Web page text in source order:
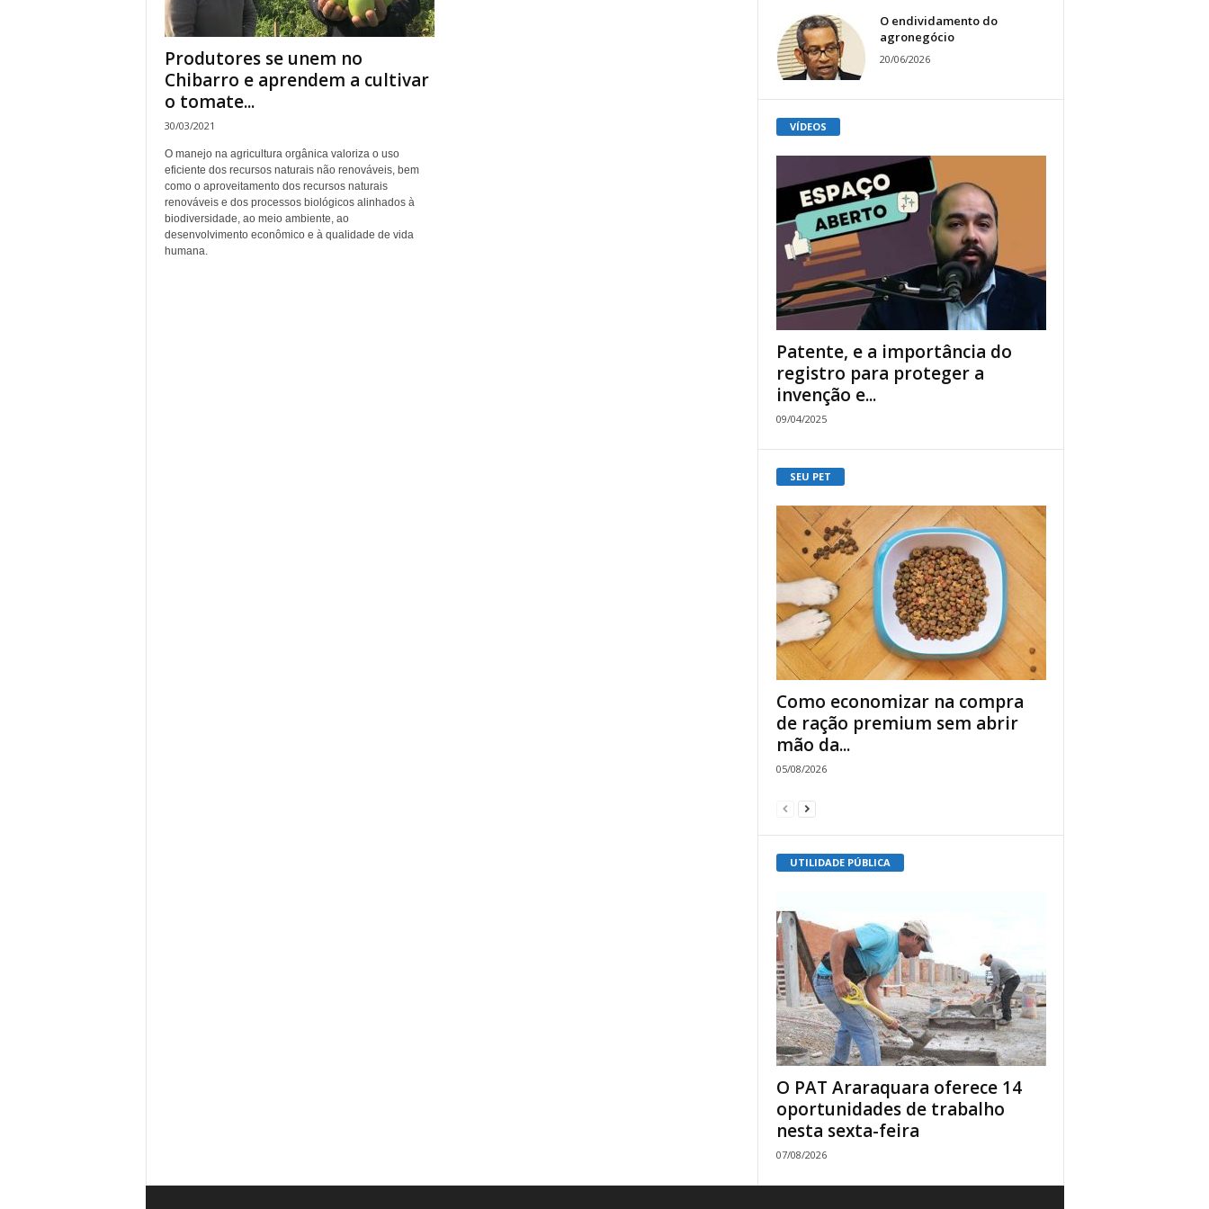
Produtores se unem no
Chibarro e aprendem a cultivar
o tomate...
30/03/2021
O manejo na agricultura orgânica valoriza o uso
eficiente dos recursos naturais não renováveis, bem
como o aproveitamento dos recursos naturais
renováveis e dos processos biológicos alinhados à
biodiversidade, ao meio ambiente, ao
desenvolvimento econômico e à qualidade de vida
humana.
O endividamento do
agronegócio
20/06/2026
VÍDEOS
Patente, e a importância do
registro para proteger a
invenção e...
09/04/2025
SEU PET
Como economizar na compra
de ração premium sem abrir
mão da...
05/08/2026
UTILIDADE PÚBLICA
O PAT Araraquara oferece 14
oportunidades de trabalho
nesta sexta-feira
07/08/2026